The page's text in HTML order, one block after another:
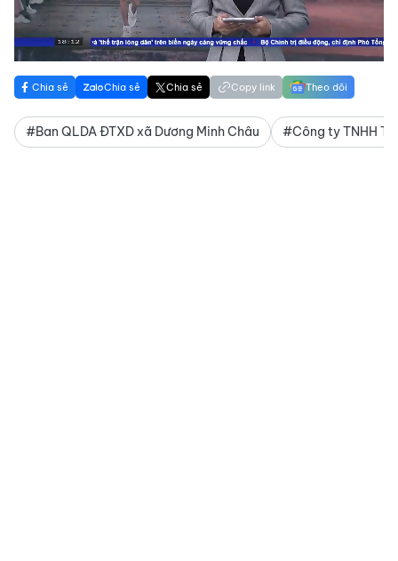
Video
Chia sẻ Chia sẻ Chia sẻ Copy link Theo dõi
#Ban QLDA ĐTXD xã Dương Minh Châu #Công ty TNHH